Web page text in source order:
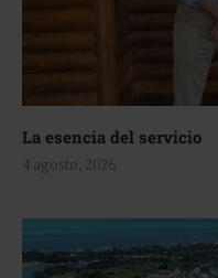
La esencia del servicio
4 agosto, 2026